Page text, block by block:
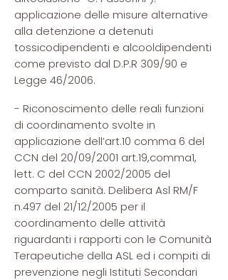
applicazione delle misure alternative
alla detenzione a detenuti
tossicodipendenti e alcooldipendenti
come previsto dal D.P.R 309/90 e
Legge 46/2006.
- Riconoscimento delle reali funzioni
di coordinamento svolte in
applicazione dell’art.10 comma 6 del
CCN del 20/09/2001 art.19,comma1,
lett. C del CCN 2002/2005 del
comparto sanità. Delibera Asl RM/F
n.497 del 21/12/2005 per il
coordinamento delle attività
riguardanti i rapporti con le Comunità
Terapeutiche della ASL ed i compiti di
prevenzione negli Istituti Secondari